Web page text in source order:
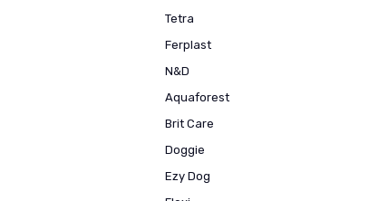
Tetra
Ferplast
N&D
Aquaforest
Brit Care
Doggie
Ezy Dog